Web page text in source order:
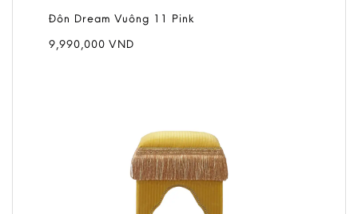
Đôn Dream Vuông 11 Pink
9,990,000VND